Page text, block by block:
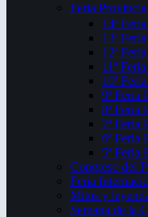
Feria
14ª
13ª
12ª
11ª
10ª
9ª Feria
8ª Feria
7ª Feria
6ª Feria
5ª Feria
Congreso del
Feria
Mitos y
Semana de la